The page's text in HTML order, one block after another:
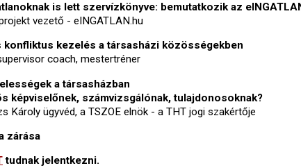
is lett szervízkönyve: bemutatkozik az
vezető - eINGATLAN.hu
konfliktus kezelés a társasházi közösségekben
coach, mestertréner
a társasházban
képviselőnek, számvizsgálónak, tulajdonosoknak?
Károly ügyvéd, a TSZOE elnök - a THT jogi szakértője
zárása
tudnak jelentkezni.